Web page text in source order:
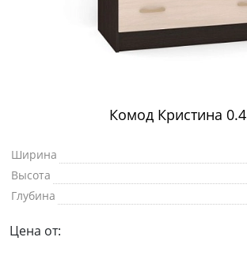
Комод Кристина 0.4
Ширина
Высота
Глубина
Цена от: